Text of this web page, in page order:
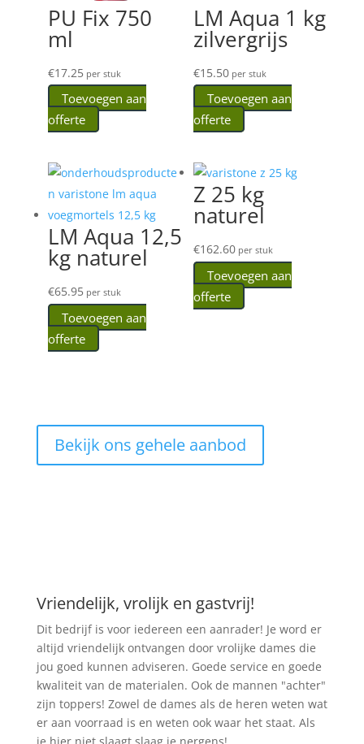
PU Fix 750
ml
€17.25per stuk
Toevoegen aan
offerte
LM Aqua 1 kg
zilvergrijs
€15.50per stuk
Toevoegen aan
offerte
LM Aqua 12,5
kg naturel
€65.95per stuk
Toevoegen aan
offerte
Z 25 kg
naturel
€162.60per stuk
Toevoegen aan
offerte
Bekijk ons gehele aanbod
Vriendelijk, vrolijk en gastvrij!
Dit bedrijf is voor iedereen een aanrader! Je word er
altijd vriendelijk ontvangen door vrolijke dames die
jou goed kunnen adviseren. Goede service en goede
kwaliteit van de materialen. Ook de mannen "achter"
zijn toppers! Zowel de dames als de heren weten wat
er aan voorraad is en weten ook waar het staat. Als